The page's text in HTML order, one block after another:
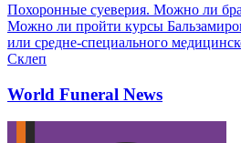
Похоронные суеверия. Можно ли
Можно ли пройти курсы
или средне-специального
Склеп
World Funeral News